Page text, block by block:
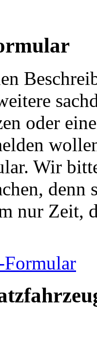
oder
Wir
nur Zeit,